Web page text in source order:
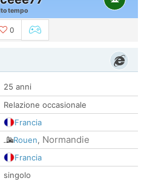
tempo
0
25 anni
Relazione occasionale
Francia
Rouen, Normandie
Francia
singolo